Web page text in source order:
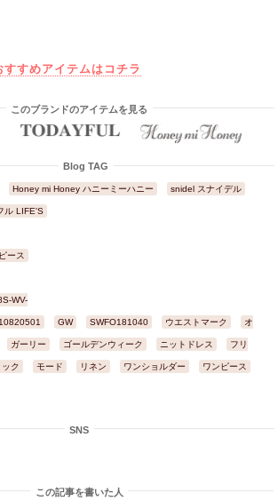
すめアイテムはコチラ
このブランドのアイテムを見る
Blog TAG
Honey mi Honey ハニーミーハニー snidel スナイデル
ル LIFE'S
ース
WV-
GW SWFO181040 ウエストマーク オ
ガーリー ゴールデンウィーク ニットドレス フリ
ック モード リネン ワンショルダー ワンピース
SNS
この記事を書いた人